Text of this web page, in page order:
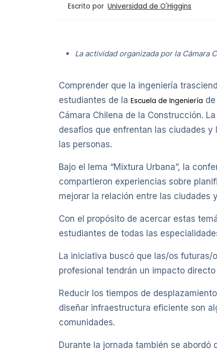
Escrito por Universidad de O'Higgins
La actividad organizada por la
Comprender que la ingeniería
estudiantes de la Escuela de Ingeniería
Cámara Chilena de la Construcción.
desafíos que enfrentan las ciudades
las personas.
Bajo el lema “Mixtura Urbana”, la
compartieron experiencias sobre
mejorar la relación entre las ciudades
Con el propósito de acercar estas
estudiantes de todas las
La iniciativa buscó que las/os
profesional tendrán un impacto
Reducir los tiempos de
diseñar infraestructura eficiente son
comunidades.
Durante la jornada también se